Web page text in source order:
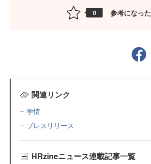
0 参考になった
関連リンク
学情
プレスリリース
HRzineニュース連載記事一覧